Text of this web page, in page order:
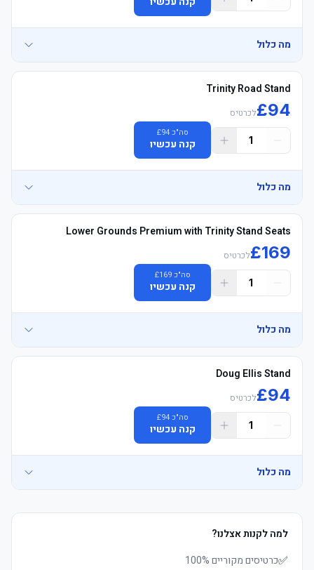
מה כלול
Trinity Road Stand
£94 לכרטיס
1
סה"כ £94
קנה עכשיו
מה כלול
Lower Grounds Premium with Trinity Stand Seats
£169 לכרטיס
1
סה"כ £169
קנה עכשיו
מה כלול
	• Jumbo TV screens with highlights and ex-players Q&A during
Doug Ellis Stand
£94 לכרטיס
1
סה"כ £94
קנה עכשיו
מה כלול
למה לקנות אצלנו?
✅כרטיסים מקוריים 100%